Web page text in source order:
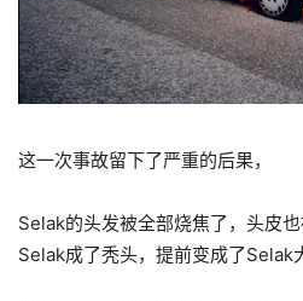
这一次事故留下了严重的后果，
Selak的头发被全部烧焦了，头皮
Selak成了秃头，提前变成了Selak